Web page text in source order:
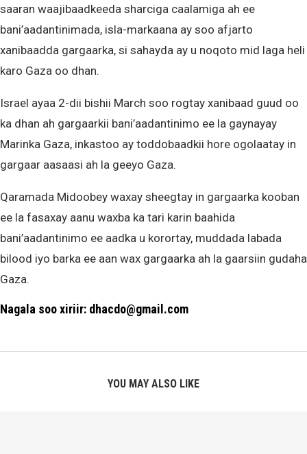
saaran waajibaadkeeda sharciga caalamiga ah ee
bani’aadantinimada, isla-markaana ay soo afjarto
xanibaadda gargaarka, si sahayda ay u noqoto mid laga heli
karo Gaza oo dhan.
Israel ayaa 2-dii bishii March soo rogtay xanibaad guud oo
ka dhan ah gargaarkii bani’aadantinimo ee la gaynayay
Marinka Gaza, inkastoo ay toddobaadkii hore ogolaatay in
gargaar aasaasi ah la geeyo Gaza.
Qaramada Midoobey waxay sheegtay in gargaarka kooban
ee la fasaxay aanu waxba ka tari karin baahida
bani’aadantinimo ee aadka u korortay, muddada labada
bilood iyo barka ee aan wax gargaarka ah la gaarsiin gudaha
Gaza.
Nagala soo xiriir: dhacdo@gmail.com
YOU MAY ALSO LIKE